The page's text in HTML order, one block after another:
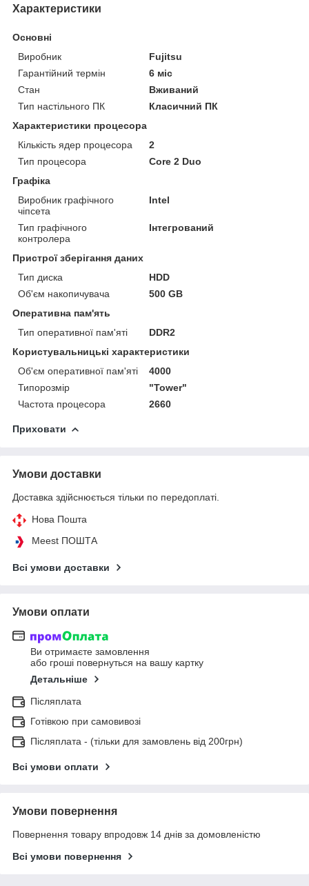
Характеристики
Основні
Виробник
Fujitsu
Гарантійний термін
6 міс
Стан
Вживаний
Тип настільного ПК
Класичний ПК
Характеристики процесора
Кількість ядер процесора
2
Тип процесора
Core 2 Duo
Графіка
Виробник графічного
чіпсета
Intel
Тип графічного
контролера
Інтегрований
Пристрої зберігання даних
Тип диска
HDD
Об'єм накопичувача
500 GB
Оперативна пам'ять
Тип оперативної пам'яті
DDR2
Користувальницькі характеристики
Об'єм оперативної пам'яті
4000
Типорозмір
"Tower"
Частота процесора
2660
Приховати
Умови доставки
Доставка здійснюється тільки по передоплаті.
Нова Пошта
Meest ПОШТА
Всі умови доставки
Умови оплати
Ви отримаєте замовлення
або гроші повернуться на вашу картку
Детальніше
Післяплата
Готівкою при самовивозі
Післяплата - (тільки для замовлень від 200грн)
Всі умови оплати
Умови повернення
Повернення товару впродовж 14 днів за домовленістю
Всі умови повернення